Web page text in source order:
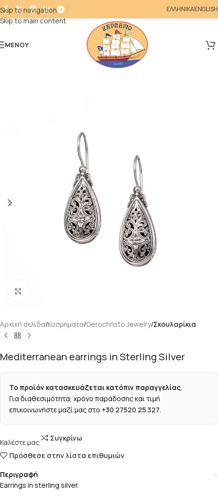
Skip to navigation
Skip to main content
ΕΛΛΗΝΙΚΑENGLISH
ΜΕΝΟΎ
Αρχική σελίδα Κοσμήματα Gerochristo Jewelry Σκουλαρίκια
Mediterranean earrings in Sterling Silver
Το προϊόν κατασκευάζεται κατόπιν παραγγελίας.
Για διαθεσιμότητα, χρόνο παράδοσης και τιμή
επικοινωνήστε μαζί μας στο +30 27520 25 327.
Καλέστε μας
Συγκρίνω
Πρόσθεσε στην λίστα επιθυμιών
Περιγραφή
Earrings in sterling silver.